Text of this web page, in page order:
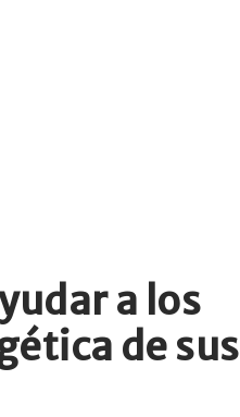
a los
de sus